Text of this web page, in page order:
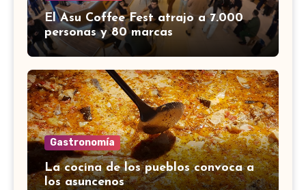
El Asu Coffee Fest atrajo a 7.000
personas y 80 marcas
Gastronomía
La cocina de los pueblos convoca a
los asuncenos